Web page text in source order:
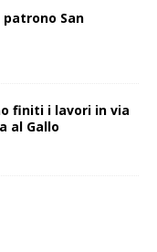
San
finiti i lavori in via
al Gallo